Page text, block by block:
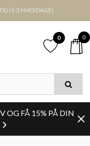
(1-3 HVERDAGE)
0 0
OG FÅ 15% PÅ DIN